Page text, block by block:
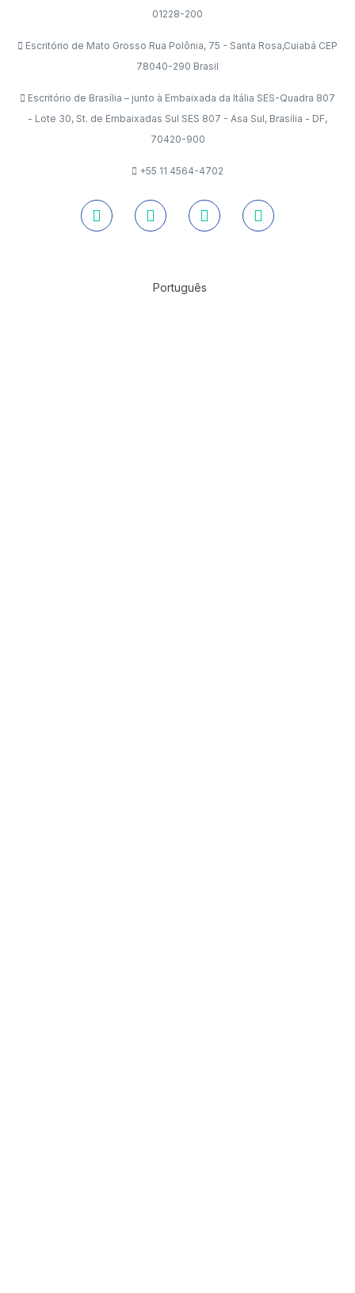
01228-200
Escritório de Mato Grosso Rua Polônia, 75 - Santa Rosa,Cuiabá CEP
78040-290 Brasil
Escritório de Brasília – junto à Embaixada da Itália SES-Quadra 807
- Lote 30, St. de Embaixadas Sul SES 807 - Asa Sul, Brasília - DF,
70420-900
+55 11 4564-4702
Português